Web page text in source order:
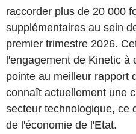
raccorder plus de 20 000
supplémentaires au sein
premier trimestre 2026.
l'engagement de Kinetic
pointe au meilleur rapport
connaît actuellement une
secteur technologique, ce
de l'économie de l'Etat.